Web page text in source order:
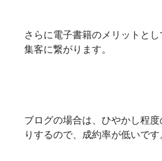
さらに電子書籍のメリットと
集客に繋がります。
ブログの場合は、ひやかし程
りするので、成約率が低いです